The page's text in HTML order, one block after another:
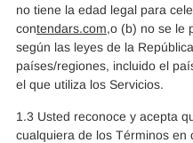
no tiene la edad legal para
contendars.com,o (b) no se le
según las leyes de la
países/regiones, incluido el
el que utiliza los Servicios.
1.3 Usted reconoce y acepta
cualquiera de los Términos en